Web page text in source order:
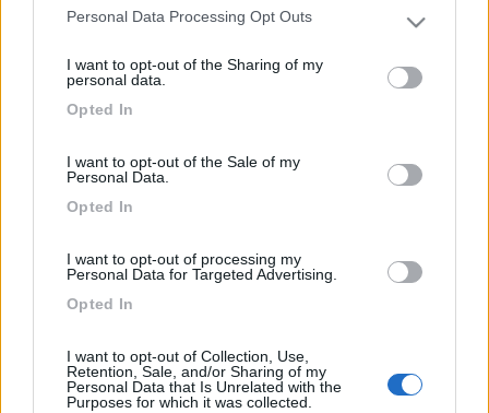
Please note that this website/app uses one or more Google
not limited to your visit or usage behaviour. You may click to
use your data for below specified purposes in below Google
Personal Data Processing Opt Outs
I want to opt-out of the Sharing of my
personal data.
Opted In
I want to opt-out of the Sale of my
Personal Data.
Opted In
I want to opt-out of processing my
Personal Data for Targeted Advertising.
Opted In
I want to opt-out of Collection, Use,
Retention, Sale, and/or Sharing of my
Personal Data that Is Unrelated with the
Purposes for which it was collected.
Prova ad informarti ,ci dovrebbe essere un ferry che parte da
Bari e fa scalo a Corfù poi prosegue per Cefalonia ma non sono
ogni ora ,credo sui 100 €
Però la soluzione di Nuvola2 non è male : sbarchi ad
Igoumenitsa, fai Lefkada, Cefalonia,Zacinto e sbarchi a Killini
per riprendere il traghetto a Patrasso con la stessa linea con cui
L'ho fatto anni fa.
_______________________________________
alexia76
-